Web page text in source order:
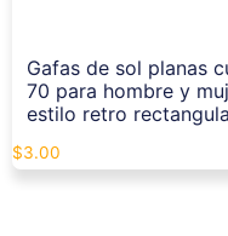
Gafas de sol planas
70 para hombre y
estilo retro
$3.00